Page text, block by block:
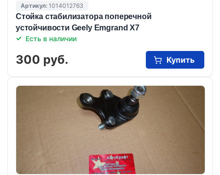
Артикул: 1014012763
Стойка стабилизатора поперечной
устойчивости Geely Emgrand X7
Есть в наличии
300 руб. Купить